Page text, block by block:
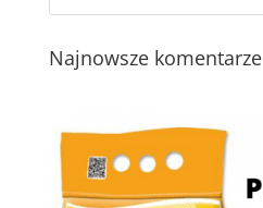
Najnowsze komentarze